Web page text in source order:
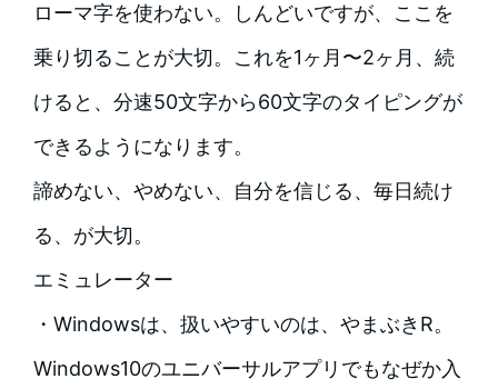
ローマ字を使わない。しんどいですが、ここを
乗り切ることが大切。これを1ヶ月〜2ヶ月、続
けると、分速50文字から60文字のタイピングが
できるようになります。
諦めない、やめない、自分を信じる、毎日続け
る、が大切。
エミュレーター
・Windowsは、扱いやすいのは、やまぶきR。
Windows10のユニバーサルアプリでもなぜか入